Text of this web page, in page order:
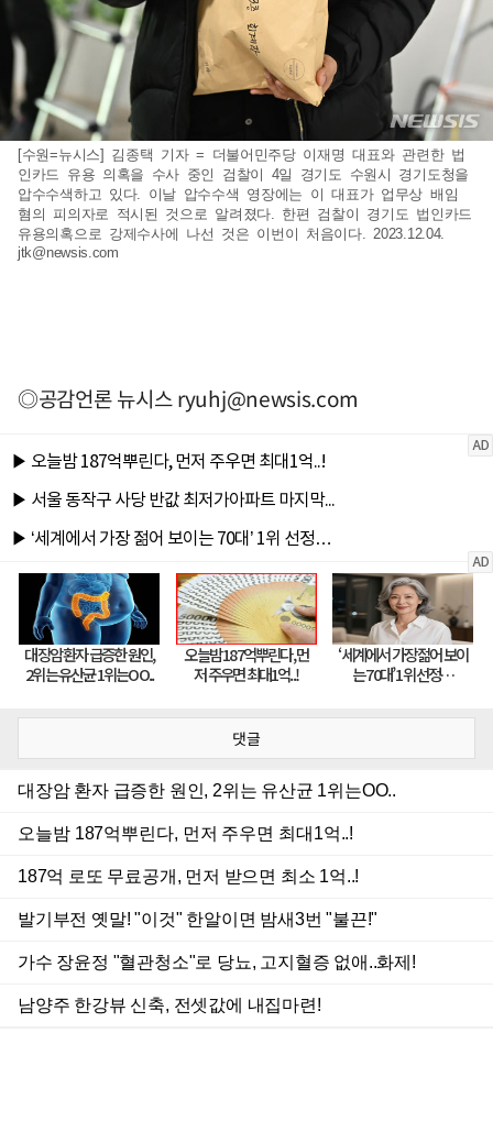
[수원=뉴시스] 김종택 기자 = 더불어민주당 이재명 대표와 관련한 법
인카드 유용 의혹을 수사 중인 검찰이 4일 경기도 수원시 경기도청을
압수수색하고 있다. 이날 압수수색 영장에는 이 대표가 업무상 배임
혐의 피의자로 적시된 것으로 알려졌다. 한편 검찰이 경기도 법인카드
유용의혹으로 강제수사에 나선 것은 이번이 처음이다. 2023.12.04.
jtk@newsis.com
◎공감언론 뉴시스ryuhj@newsis.com
댓글